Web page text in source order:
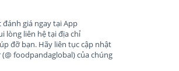
giá ngay tại App
lòng liên hệ tại địa chỉ
đỡ bạn. Hãy liên tục cập nhật
foodpandaglobal) của chúng